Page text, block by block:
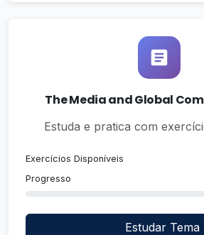
The Media and Global
Estuda e pratica com
Exercícios Disponíveis
Progresso
Estudar Tema